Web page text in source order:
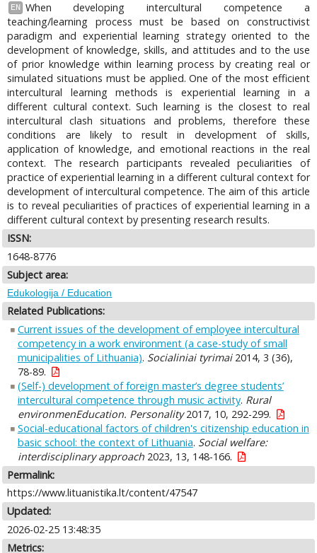
EN
When developing intercultural competence a
teaching/learning process must be based on constructivist
paradigm and experiential learning strategy oriented to the
development of knowledge, skills, and attitudes and to the use
of prior knowledge within learning process by creating real or
simulated situations must be applied. One of the most efficient
intercultural learning methods is experiential learning in a
different cultural context. Such learning is the closest to real
intercultural clash situations and problems, therefore these
conditions are likely to result in development of skills,
application of knowledge, and emotional reactions in the real
context. The research participants revealed peculiarities of
practice of experiential learning in a different cultural context for
development of intercultural competence. The aim of this article
is to reveal peculiarities of practices of experiential learning in a
different cultural context by presenting research results.
ISSN:
1648-8776
Subject area:
Edukologija / Education
Related Publications:
Current issues of the development of employee intercultural
competency in a work environment (a case-study of small
municipalities of Lithuania). Socialiniai tyrimai2014, 3 (36),
78-89.
(Self-) development of foreign master’s degree students’
intercultural competence through music activity. Rural
environmenEducation. Personality2017, 10, 292-299.
Social-educational factors of children's citizenship education in
basic school: the context of Lithuania. Social welfare:
interdisciplinary approach2023, 13, 148-166.
Permalink:
https://www.lituanistika.lt/content/47547
Updated:
2026-02-25 13:48:35
Metrics: